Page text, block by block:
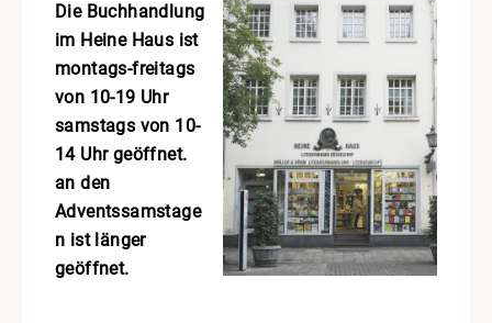
Die Buchhandlung
im Heine Haus ist
montags-freitags
von 10-19 Uhr
samstags von 10-
14 Uhr geöffnet.
an den
Adventssamstage
n ist länger
geöffnet.